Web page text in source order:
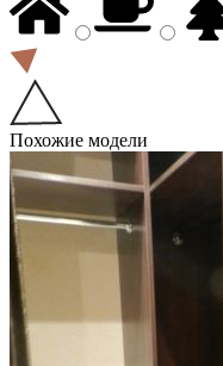
Похожие модели